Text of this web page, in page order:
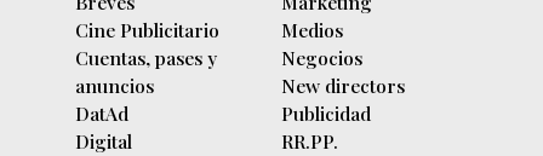
Cine Publicitario
Cuentas, pases y
anuncios
DatAd
Digital
Medios
Negocios
New directors
Publicidad
RR.PP.